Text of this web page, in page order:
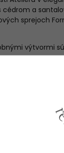
cédrom a
sprejoch
výtvormi
Interiérové spreje